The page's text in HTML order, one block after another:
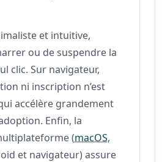
et intuitive,
ou de suspendre la
clic. Sur navigateur,
ni inscription n’est
accélère grandement
Enfin, la
(macOS,
et navigateur) assure